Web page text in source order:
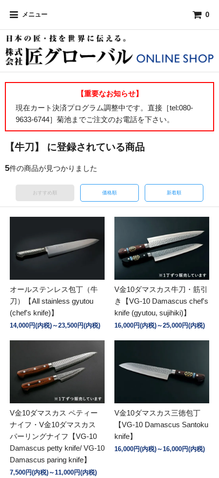
メニュー 0
【重要なお知らせ】
現在カート決済プログラム調整中です。直接［tel:080-
9633-6744］菊池までご注文のお電話を下さい。
【牛刀】 に登録されている商品
5件の商品が見つかりました
おすすめ順 価格順 新着順
オールステンレス包丁（牛
刀）【All stainless gyutou
(chef's knife)】
14,000円(内税)～23,500円(内税)
V金10ダマスカス牛刀・筋引
き【VG-10 Damascus chef's
knife (gyutou, sujihiki)】
16,000円(内税)～25,000円(内税)
V金10ダマスカス ペティー
ナイフ・V金10ダマスカス
パーリングナイフ【VG-10
Damascus petty knife/ VG-10
Damascus paring knife】
7,500円(内税)～11,000円(内税)
V金10ダマスカス三徳包丁
【VG-10 Damascus Santoku
knife】
16,000円(内税)～16,000円(内税)